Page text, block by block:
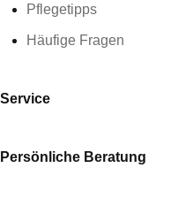
Pflegetipps
Häufige Fragen
Service
Persönliche Beratung